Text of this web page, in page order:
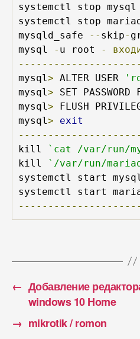
systemctl stop mysql
systemctl stop
mysqld_safe
-- skip-
mysql
- u root -
mysql > ALTER USER
mysql > SET PASSWORD
mysql > FLUSH
mysql >
exit
kill
`cat /var/run/
kill
`/var/run/
systemctl start
systemctl start
← Добавление
windows 10 Home
→ mikrotik / romon